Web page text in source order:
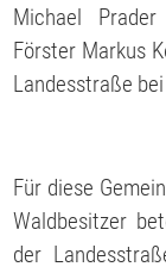
Michael
Förster Markus
Landesstraße
Für diese
Waldbesitzer
der